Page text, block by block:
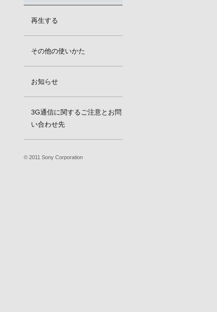
再生する
その他の使いかた
お知らせ
3G通信に関するご注意とお問
い合わせ先
© 2011 Sony Corporation